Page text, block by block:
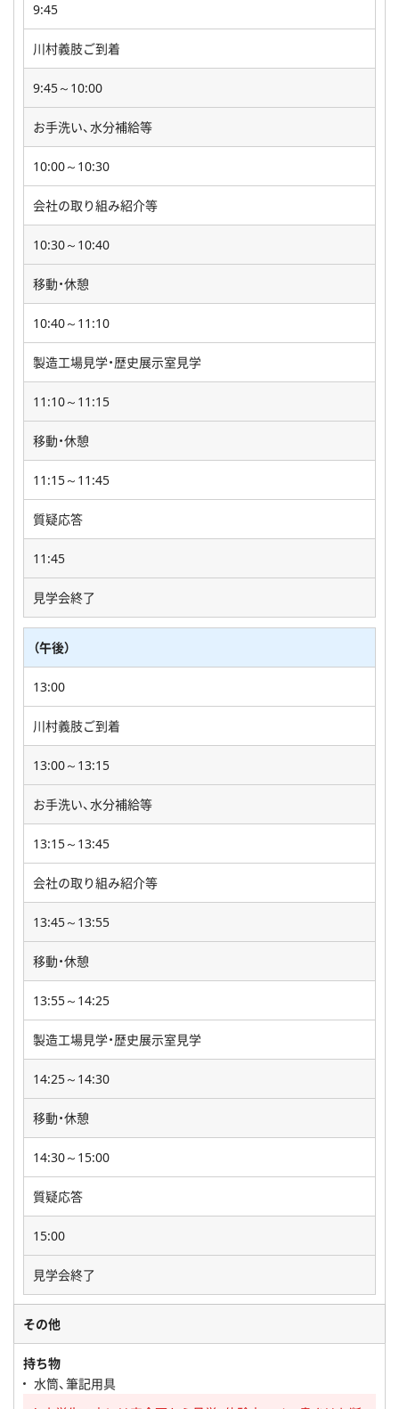
9:45
川村義肢ご到着
9:45～10:00
お手洗い、水分補給等
10:00～10:30
会社の取り組み紹介等
10:30～10:40
移動・休憩
10:40～11:10
製造工場見学・歴史展示室見学
11:10～11:15
移動・休憩
11:15～11:45
質疑応答
11:45
見学会終了
（午後）
13:00
川村義肢ご到着
13:00～13:15
お手洗い、水分補給等
13:15～13:45
会社の取り組み紹介等
13:45～13:55
移動・休憩
13:55～14:25
製造工場見学・歴史展示室見学
14:25～14:30
移動・休憩
14:30～15:00
質疑応答
15:00
見学会終了
その他
持ち物
水筒、筆記用具